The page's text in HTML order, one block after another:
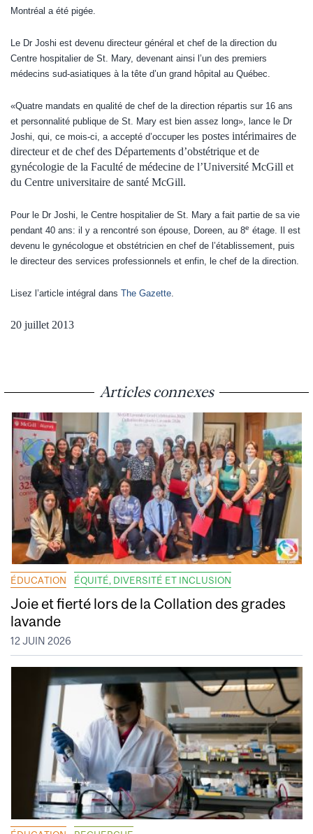
Montréal a été pigée.
Le Dr Joshi est devenu directeur général et chef de la direction du
Centre hospitalier de St. Mary, devenant ainsi l’un des premiers
médecins sud-asiatiques à la tête d’un grand hôpital au Québec.
«Quatre mandats en qualité de chef de la direction répartis sur 16 ans
et personnalité publique de St. Mary est bien assez long», lance le Dr
Joshi, qui, ce mois-ci, a accepté d’occuper les postes intérimaires de
directeur et de chef des Départements d’obstétrique et de
gynécologie de la Faculté de médecine de l’Université McGill et
du Centre universitaire de santé McGill.
Pour le Dr Joshi, le Centre hospitalier de St. Mary a fait partie de sa vie
pendant 40 ans: il y a rencontré son épouse, Doreen, au 8e étage. Il est
devenu le gynécologue et obstétricien en chef de l’établissement, puis
le directeur des services professionnels et enfin, le chef de la direction.
Lisez l’article intégral dans The Gazette
20 juillet 2013
Articles connexes
ÉDUCATION ÉQUITÉ, DIVERSITÉ ET INCLUSION
Joie et fierté lors de la Collation des grades
lavande
12 JUIN 2026